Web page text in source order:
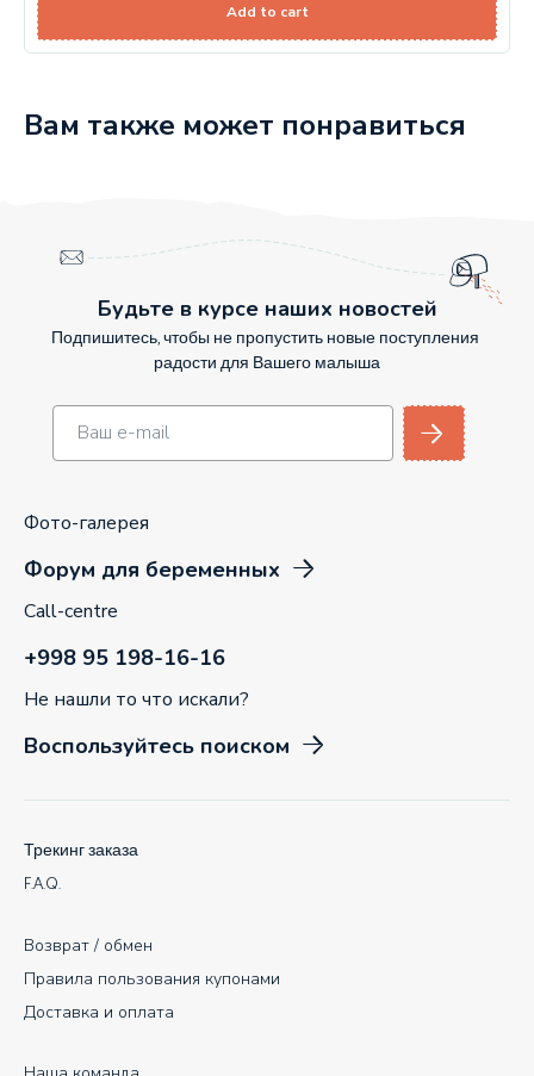
Add to cart
Вам также может понравиться
Будьте в курсе наших новостей
Подпишитесь, чтобы не пропустить новые поступления
радости для Вашего малыша
Фото-галерея
Форум для беременных
Call-centre
+998 95 198-16-16
Не нашли то что искали?
Воспользуйтесь поиском
Возврат / обмен
Правила пользования купонами
Доставка и оплата
Трекинг заказа
F.A.Q.